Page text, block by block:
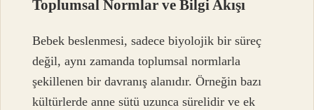
Toplumsal Normlar ve Bilgi Akışı
Bebek beslenmesi, sadece biyolojik bir süreç
değil, aynı zamanda toplumsal normlarla
şekillenen bir davranış alanıdır. Örneğin bazı
kültürlerde anne sütü uzunca sürelidir ve ek